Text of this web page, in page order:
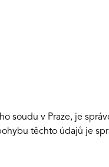
soudu v Praze, je
těchto údajů je